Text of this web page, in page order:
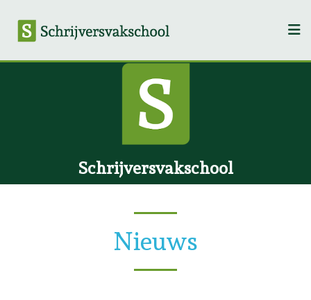
Schrijversvakschool
Nieuws